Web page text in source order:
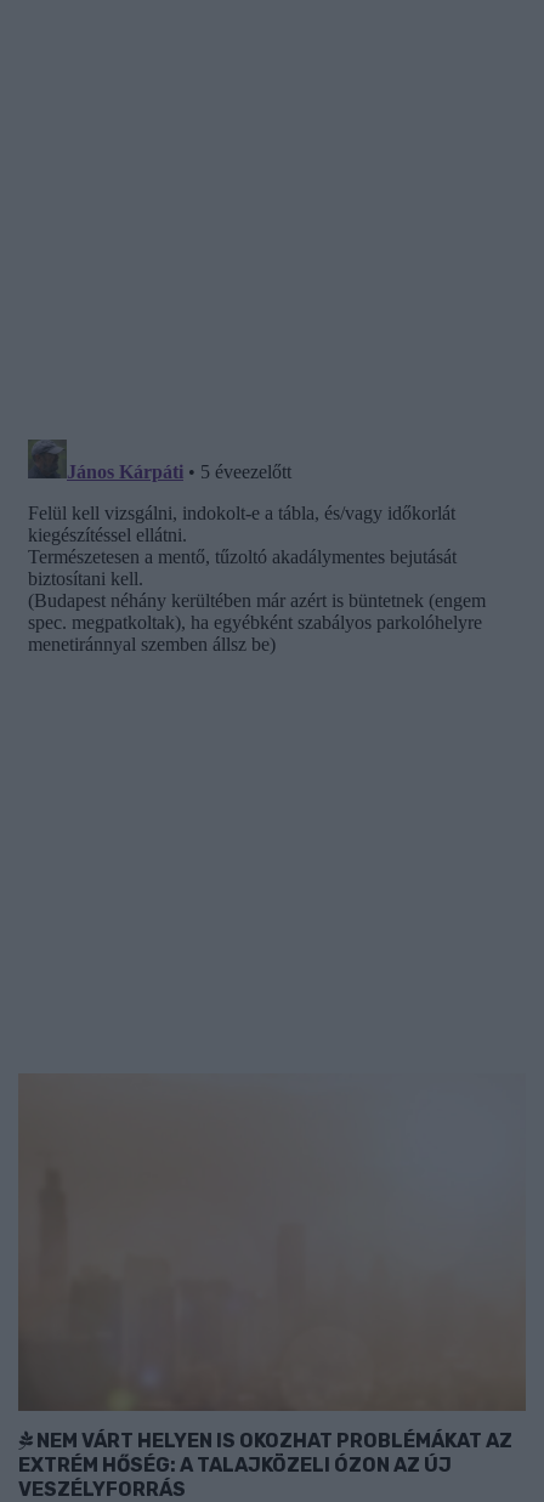
NEM VÁRT HELYEN IS OKOZHAT PROBLÉMÁKAT AZ
EXTRÉM HŐSÉG: A TALAJKÖZELI ÓZON AZ ÚJ
VESZÉLYFORRÁS